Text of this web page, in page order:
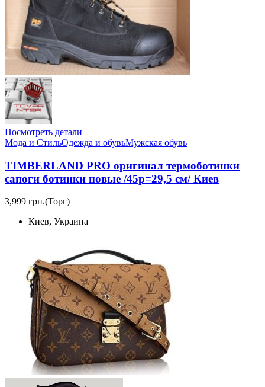
Посмотреть детали
Мода и СтильОдежда и обувьМужская обувь
TIMBERLAND PRO оригинал термоботинки
сапоги ботинки новые /45р=29,5 см/ Киев
3,999 грн.(Торг)
Киев, Украина